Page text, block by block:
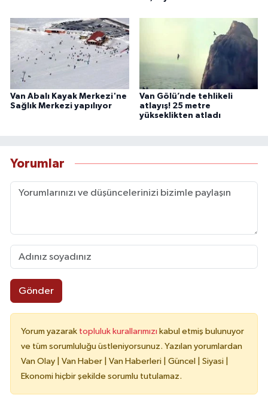
Van Abalı Kayak Merkezi'ne
Sağlık Merkezi yapılıyor
Van Gölü’nde tehlikeli
atlayış! 25 metre
yükseklikten atladı
Yorumlar
Gönder
Yorum yazarak topluluk kurallarımızı kabul etmiş bulunuyor
ve tüm sorumluluğu üstleniyorsunuz. Yazılan yorumlardan
Van Olay | Van Haber | Van Haberleri | Güncel | Siyasi |
Ekonomi hiçbir şekilde sorumlu tutulamaz.